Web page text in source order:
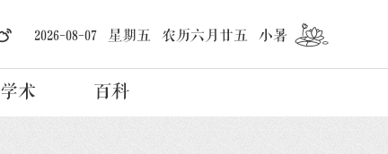
2026-08-07 星期五 农历六月廿五 小暑
学术 百科